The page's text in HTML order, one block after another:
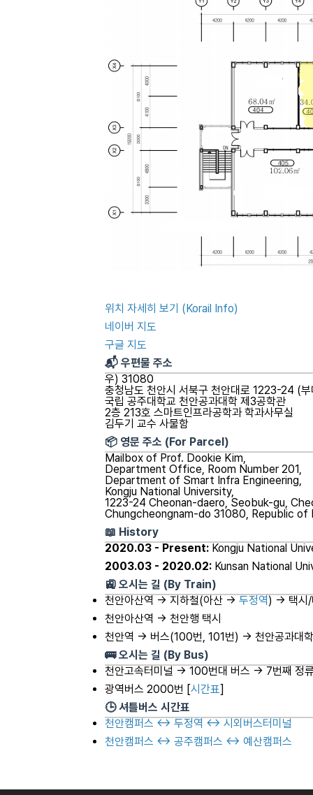
위치 자세히 보기 (Korail Info)
네이버 지도
구글 지도
📬 우편물 주소
우) 31080
충청남도 천안시 서북구 천안대로 1223-24 (
국립 공주대학교 천안공과대학 제3공학관
2층 213호 스마트인프라공학과 학과사무실
김두기 교수 사물함
📦 영문 주소 (For Parcel)
Mailbox of Prof. Dookie Kim,
Department Office, Room Number 201,
Department of Smart Infra Engineering,
Kongju National University,
1223-24 Cheonan-daero, Seobuk-gu,
Chungcheongnam-do 31080, Republic of
📖 History
2020.03 - Present: Kongju National
2003.03 - 2020.02: Kunsan National
🚉 오시는 길 (By Train)
천안아산역 → 지하철(아산 → 두정역) → 택시/
천안아산역 → 천안행 택시
천안역 → 버스(100번, 101번) → 천안공과대
🚌 오시는 길 (By Bus)
천안고속터미널 → 100번대 버스 → 7번째 정
광역버스 2000번 [시간표]
🕒 셔틀버스 시간표
천안캠퍼스 ↔ 두정역 ↔ 시외버스터미널
천안캠퍼스 ↔ 공주캠퍼스 ↔ 예산캠퍼스